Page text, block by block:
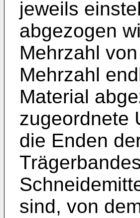
jeweils
abgezogen
Mehrzahl
Mehrzahl
Material
zugeordnete
die Enden
sind, von